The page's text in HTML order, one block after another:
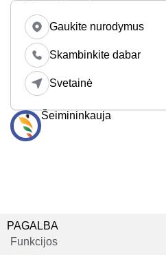
Gaukite nurodymus
Skambinkite dabar
Svetainė
Šeimininkauja
PAGALBA
Funkcijos